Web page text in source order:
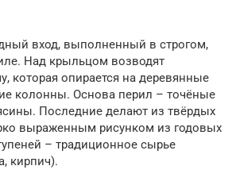
вход, выполненный в строгом,
Над крыльцом возводят
которая опирается на деревянные
колонны. Основа перил – точёные
Последние делают из твёрдых
выраженным рисунком из годовых
– традиционное сырье
кирпич).